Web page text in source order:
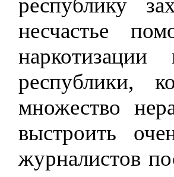
республику
несчастье
республики,
множество
выстроить
журналистов